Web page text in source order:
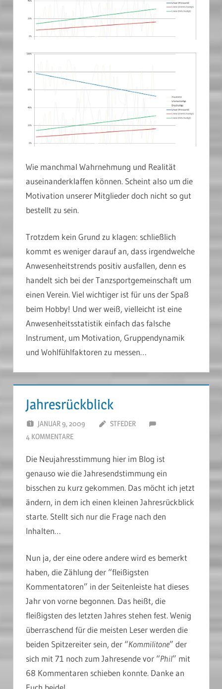
Wie manchmal Wahrnehmung und Realität
auseinanderklaffen können. Scheint also um die
Motivation unserer Mitglieder doch nicht so gut
bestellt zu sein.
Trotzdem kein Grund zu klagen: schließlich
kommt es weniger darauf an, dass irgendwelche
Anwesenheitstrends positiv ausfallen, denn es
handelt sich bei der Tanzsportgemeinschaft um
einen Verein. Viel wichtiger ist für uns der Spaß
beim Hobby! Und wer weiß, vielleicht ist eine
Anwesenheitsstatistik einfach das falsche
Instrument, um Motivation, Gruppendynamik
und Wohlfühlfaktoren zu messen…
Jahresrückblick
JANUAR 9, 2009
STFEDER
4 KOMMENTARE
Die Neujahresstimmung hier im Blog ist
genauso wie die Jahresendstimmung ein
bisschen zu kurz gekommen. Das möcht ich jetzt
ändern, in dem ich einen kleinen Jahresrückblick
starte. Stellt sich nur die Frage nach den
Inhalten…
Nun ja, der eine odere andere wird es bemerkt
haben, die Zählung der “fleißigsten
Kommentatoren” in der Seitenleiste hat dieses
Jahr von vorne begonnen. Das heißt, die
fleißigsten des letzten Jahres stehen fest. Wenig
überraschend für die meisten Leser werden die
beiden Spitzereiter sein, der “Kommilitone” der
sich mit 71 noch zum Jahresende vor “Phil” mit
68 Kommentaren schieben konnte. Danke an